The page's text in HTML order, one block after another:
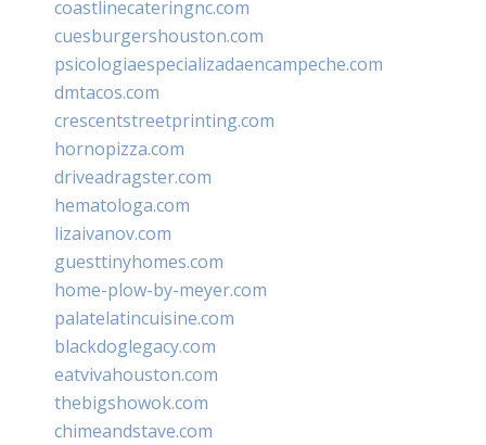
coastlinecateringnc.com
cuesburgershouston.com
psicologiaespecializadaencampeche.com
dmtacos.com
crescentstreetprinting.com
hornopizza.com
driveadragster.com
hematologa.com
lizaivanov.com
guesttinyhomes.com
home-plow-by-meyer.com
palatelatincuisine.com
blackdoglegacy.com
eatvivahouston.com
thebigshowok.com
chimeandstave.com